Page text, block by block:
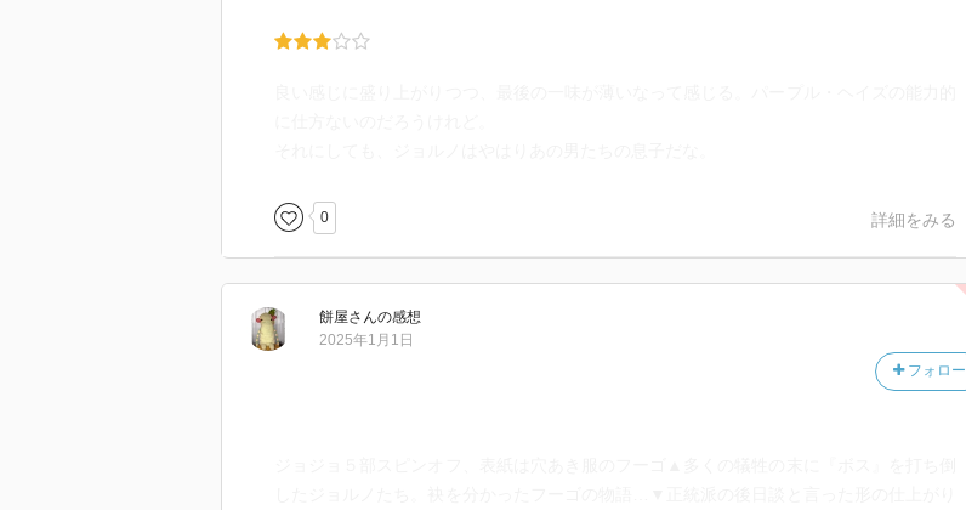
ているともっと良かったけど。
て、個人的には全く面白くなかったな。
0 詳細をみる
餅屋さんの感想
フォロー
2025年1月1日